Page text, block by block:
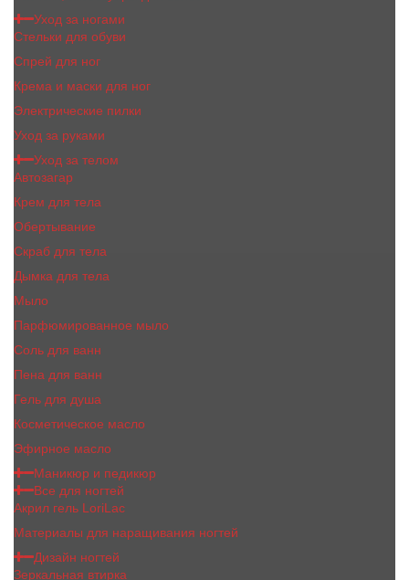
Уход за ногами
Стельки для обуви
Спрей для ног
Крема и маски для ног
Электрические пилки
Уход за руками
Уход за телом
Автозагар
Крем для тела
Обертывание
Скраб для тела
Дымка для тела
Мыло
Парфюмированное мыло
Соль для ванн
Пена для ванн
Гель для душа
Косметическое масло
Эфирное масло
Маникюр и педикюр
Все для ногтей
Акрил гель LoriLac
Материалы для наращивания ногтей
Дизайн ногтей
Зеркальная втирка